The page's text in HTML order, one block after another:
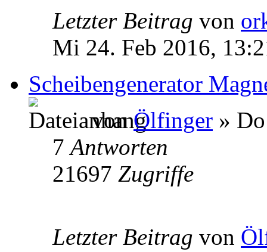
Letzter Beitrag von
Mi 24. Feb 2016,
Scheibengenerator
vonÖlfinger »
7Antworten
21697 Zugriffe
Letzter Beitrag von